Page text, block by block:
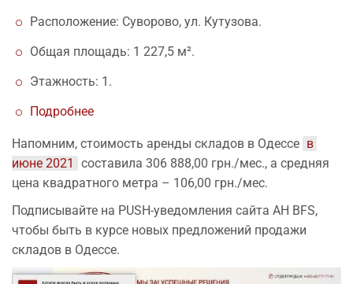
Расположение: Суворово, ул. Кутузова.
Общая площадь: 1 227,5 м².
Этажность: 1.
Подробнее
Напомним, стоимость аренды складов в Одессе в
июне 2021
составила 306 888,00 грн./мес., а средняя
цена квадратного метра – 106,00 грн./мес.
Подписывайте на PUSH-уведомления сайта АН BFS,
чтобы быть в курсе новых предложений продажи
складов в Одессе.